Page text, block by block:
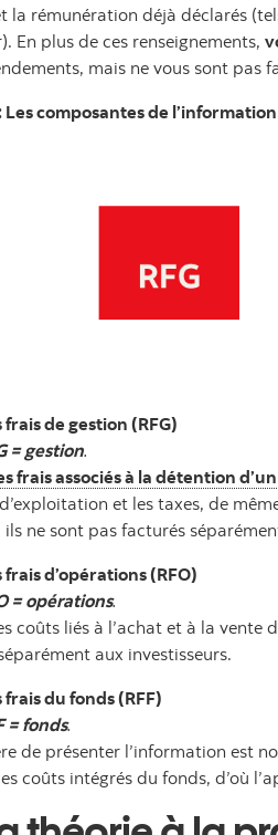
la rémunération déjà déclarés
En plus de ces renseignements,
mais ne vous sont pas
Les composantes de
frais de gestion (RFG)
= gestion.
frais associés à la détention
et les taxes, de
ils ne sont pas facturés
frais d’opérations (RFO)
= opérations.
coûts liés à l’achat et à la
aux investisseurs.
frais du fonds (RFF)
= fonds.
de présenter l’information est
coûts intégrés du fonds, d’où